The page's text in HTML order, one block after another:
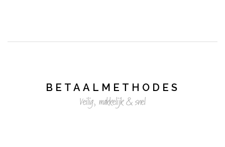
BETAALMETHODES
Veilig, makkelijk & snel